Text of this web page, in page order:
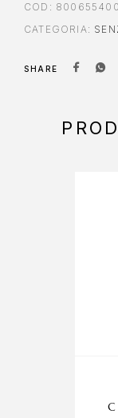
COD:
CATEGORIA:
SHARE